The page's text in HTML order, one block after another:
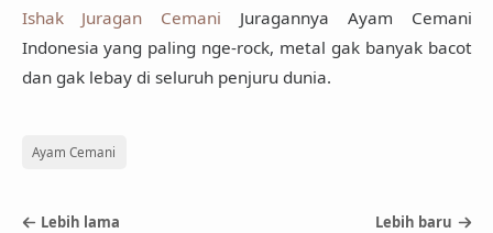
Ishak Juragan Cemani Juragannya Ayam Cemani
Indonesia yang paling nge-rock, metal gak banyak bacot
dan gak lebay di seluruh penjuru dunia.
Ayam Cemani
Lebih lama Lebih baru